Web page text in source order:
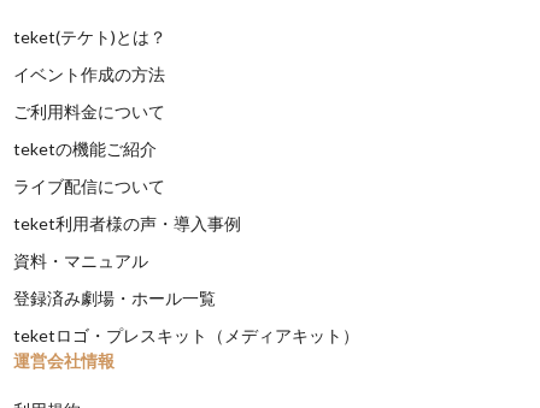
teket(テケト)とは？
イベント作成の方法
ご利用料金について
teketの機能ご紹介
ライブ配信について
teket利用者様の声・導入事例
資料・マニュアル
登録済み劇場・ホール一覧
teketロゴ・プレスキット（メディアキット）
運営会社情報